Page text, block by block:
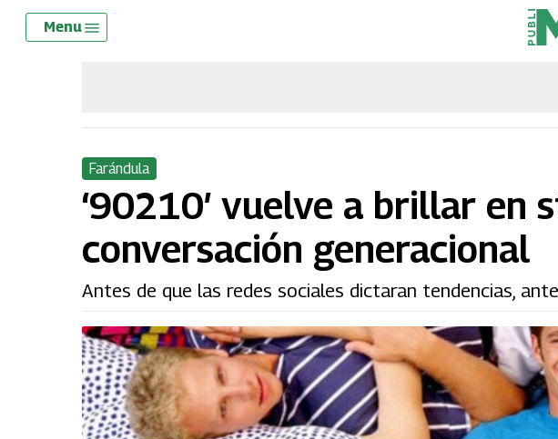
Skip
Menu
Farándula
‘90210′ vuelve a brillar en
conversación generacional
Antes de que las redes sociales dictaran tendencias,
Menu